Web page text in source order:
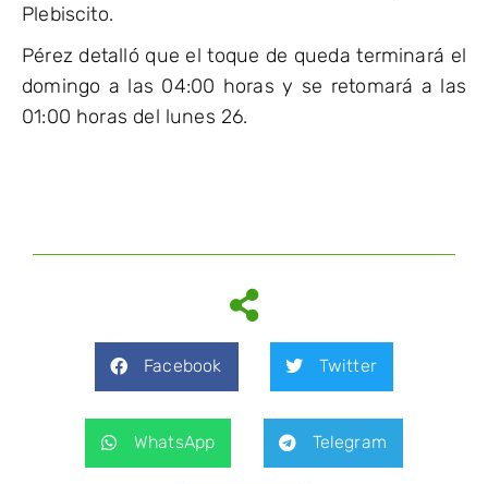
Plebiscito.
Pérez detalló que el toque de queda terminará el
domingo a las 04:00 horas y se retomará a las
01:00 horas del lunes 26.
Facebook Twitter
WhatsApp Telegram